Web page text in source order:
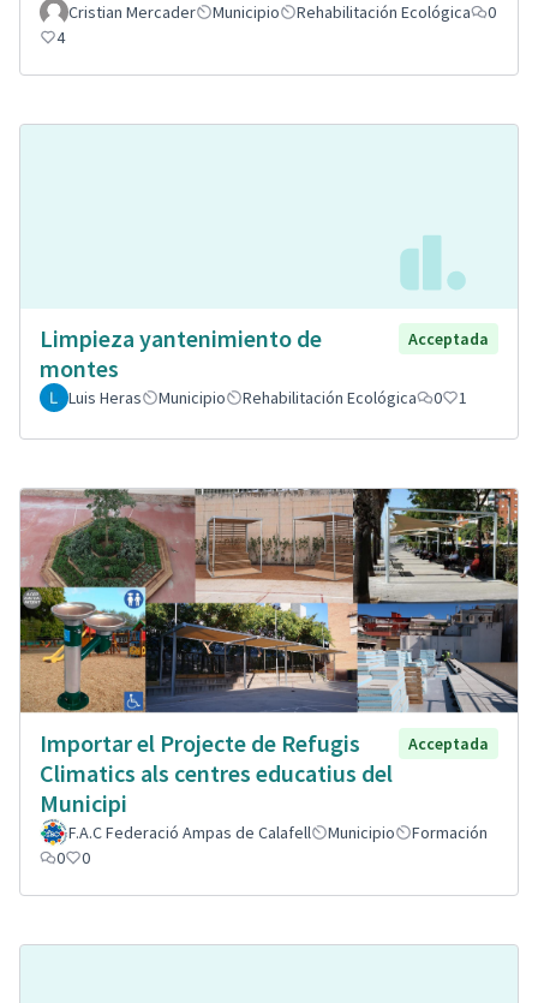
Cristian Mercader Municipio Rehabilitación Ecológica
0
4
Limpieza yantenimiento de
montes
Acceptada
Luis Heras Municipio Rehabilitación Ecológica 0 1
Importar el Projecte de Refugis
Climatics als centres educatius del
Municipi
Acceptada
F.A.C Federació Ampas de Calafell Municipio
Formación
0
0